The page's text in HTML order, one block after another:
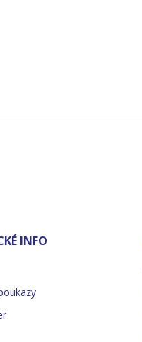
INFO